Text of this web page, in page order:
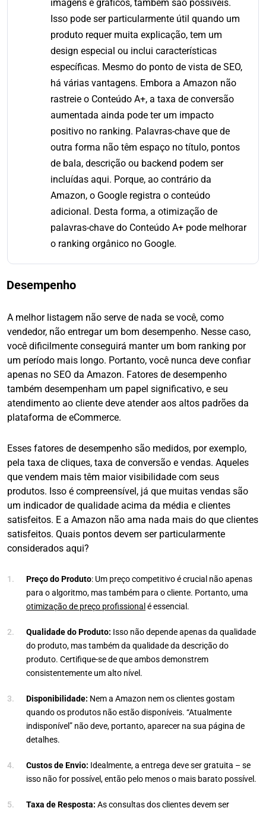
imagens e gráficos, também são possíveis.
Isso pode ser particularmente útil quando um
produto requer muita explicação, tem um
design especial ou inclui características
específicas. Mesmo do ponto de vista de SEO,
há várias vantagens. Embora a Amazon não
rastreie o Conteúdo A+, a taxa de conversão
aumentada ainda pode ter um impacto
positivo no ranking. Palavras-chave que de
outra forma não têm espaço no título, pontos
de bala, descrição ou backend podem ser
incluídas aqui. Porque, ao contrário da
Amazon, o Google registra o conteúdo
adicional. Desta forma, a otimização de
palavras-chave do Conteúdo A+ pode melhorar
o ranking orgânico no Google.
Desempenho
A melhor listagem não serve de nada se você, como
vendedor, não entregar um bom desempenho. Nesse caso,
você dificilmente conseguirá manter um bom ranking por
um período mais longo. Portanto, você nunca deve confiar
apenas no SEO da Amazon. Fatores de desempenho
também desempenham um papel significativo, e seu
atendimento ao cliente deve atender aos altos padrões da
plataforma de eCommerce.
Esses fatores de desempenho são medidos, por exemplo,
pela taxa de cliques, taxa de conversão e vendas. Aqueles
que vendem mais têm maior visibilidade com seus
produtos. Isso é compreensível, já que muitas vendas são
um indicador de qualidade acima da média e clientes
satisfeitos. E a Amazon não ama nada mais do que clientes
satisfeitos. Quais pontos devem ser particularmente
considerados aqui?
Preço do Produto: Um preço competitivo é crucial não apenas
para o algoritmo, mas também para o cliente. Portanto, uma
otimização de preço profissional é essencial.
Qualidade do Produto: Isso não depende apenas da qualidade
do produto, mas também da qualidade da descrição do
produto. Certifique-se de que ambos demonstrem
consistentemente um alto nível.
Disponibilidade: Nem a Amazon nem os clientes gostam
quando os produtos não estão disponíveis. “Atualmente
indisponível” não deve, portanto, aparecer na sua página de
detalhes.
Custos de Envio: Idealmente, a entrega deve ser gratuita – se
isso não for possível, então pelo menos o mais barato possível.
Taxa de Resposta: As consultas dos clientes devem ser